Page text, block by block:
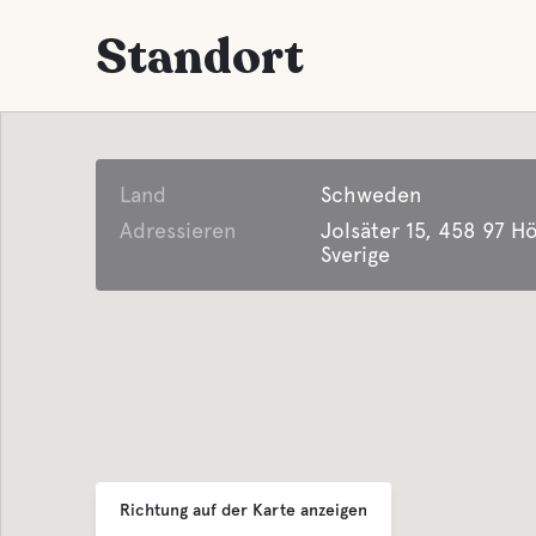
Grillplatz
Wäsche
veranstaltung
Spielplatz
Essen und
Standort
Land
Schweden
Adressieren
Jolsäter 15, 458 97
Sverige
Richtung auf der Karte anzeigen